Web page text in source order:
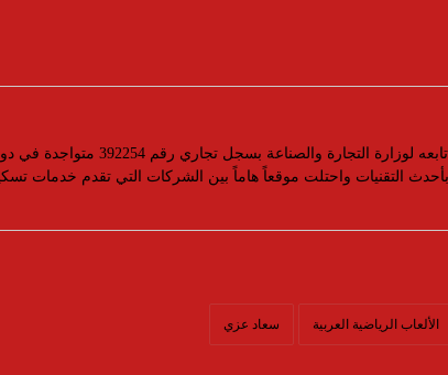
التقنيات واحتلت موقعاً هاماً بين الشركات التي تقدم خدمات
الألعاب الرياضية العربية سعاد عزي